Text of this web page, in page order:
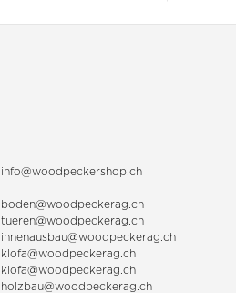
info@woodpeckershop.ch
boden@woodpeckerag.ch
tueren@woodpeckerag.ch
innenausbau@woodpeckerag.ch
klofa@woodpeckerag.ch
klofa@woodpeckerag.ch
holzbau@woodpeckerag.ch